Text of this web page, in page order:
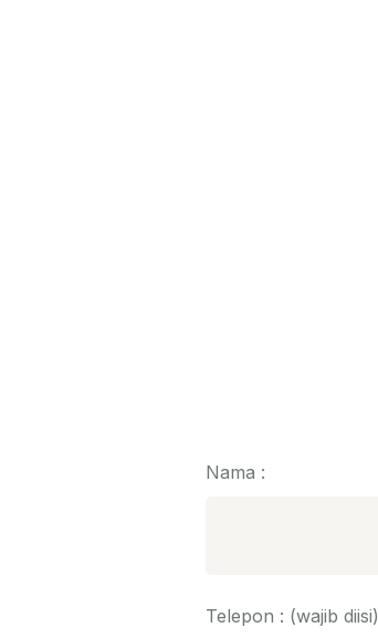
Nama :
Telepon : (wajib diisi)